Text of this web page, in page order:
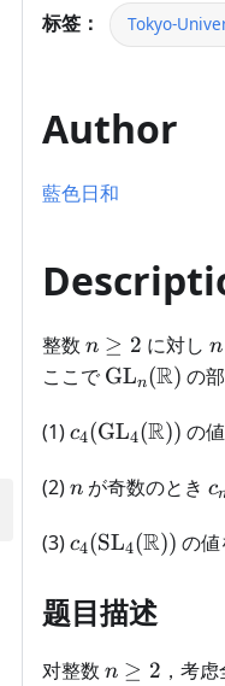
标签： Tokyo-
Author
藍色日和
整数 n\geq2
n ≥ 2 に対し n
n
ここでGLn(R) の
(1) c4(GL4(R)) の
(2)n
n が奇数のとき c
(3) c4(SL4(R)) の値
题目描述
对整数 n\geq
n ≥ 2 ，考